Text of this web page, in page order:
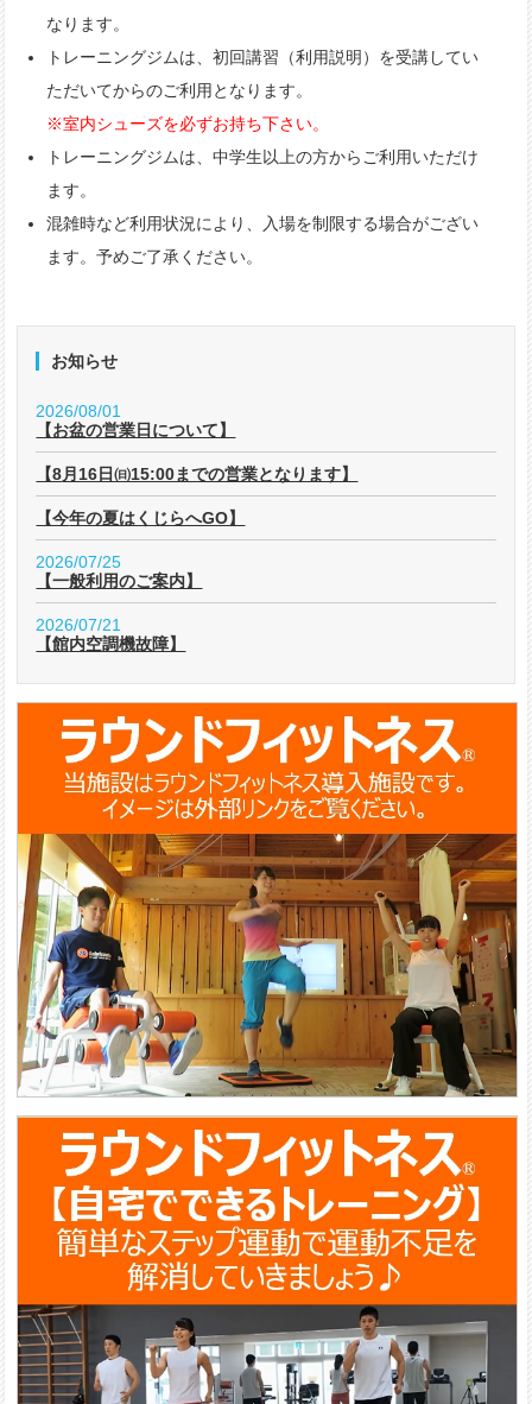
なります。
トレーニングジムは、初回講習（利用説明）を受講してい
ただいてからのご利用となります。
※室内シューズを必ずお持ち下さい。
トレーニングジムは、中学生以上の方からご利用いただけ
ます。
混雑時など利用状況により、入場を制限する場合がござい
ます。予めご了承ください。
お知らせ
2026/08/01
【お盆の営業日について】
【8月16日㈰15:00までの営業となります】
【今年の夏はくじらへGO】
2026/07/25
【一般利用のご案内】
2026/07/21
【館内空調機故障】